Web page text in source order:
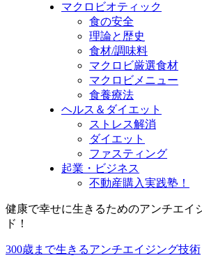
マクロビオティック
食の安全
理論と歴史
食材/調味料
マクロビ厳選食材
マクロビメニュー
食養療法
ヘルス＆ダイエット
ストレス解消
ダイエット
ファスティング
起業・ビジネス
不動産購入実践塾！
健康で幸せに生きるためのアンチエイ
ド！
300歳まで生きるアンチエイジング技術